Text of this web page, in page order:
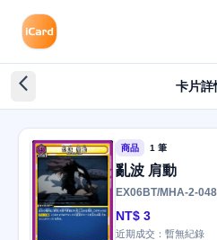
arrow_back_ios_new 卡片詳
商品 1 筆
亂波 肩動
EX06BT/MHA-2-048
NT$ 3
近期成交：暫無紀錄